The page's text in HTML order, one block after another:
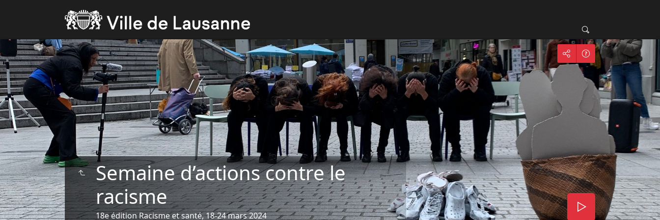
Semaine d’actions contre le
racisme
18e édition Racisme et santé, 18-24 mars 2024